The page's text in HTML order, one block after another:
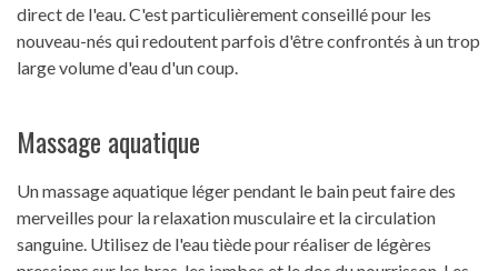
direct de l'eau. C'est particulièrement conseillé pour les
nouveau-nés qui redoutent parfois d'être confrontés à un trop
large volume d'eau d'un coup.
Massage aquatique
Un massage aquatique léger pendant le bain peut faire des
merveilles pour la relaxation musculaire et la circulation
sanguine. Utilisez de l'eau tiède pour réaliser de légères